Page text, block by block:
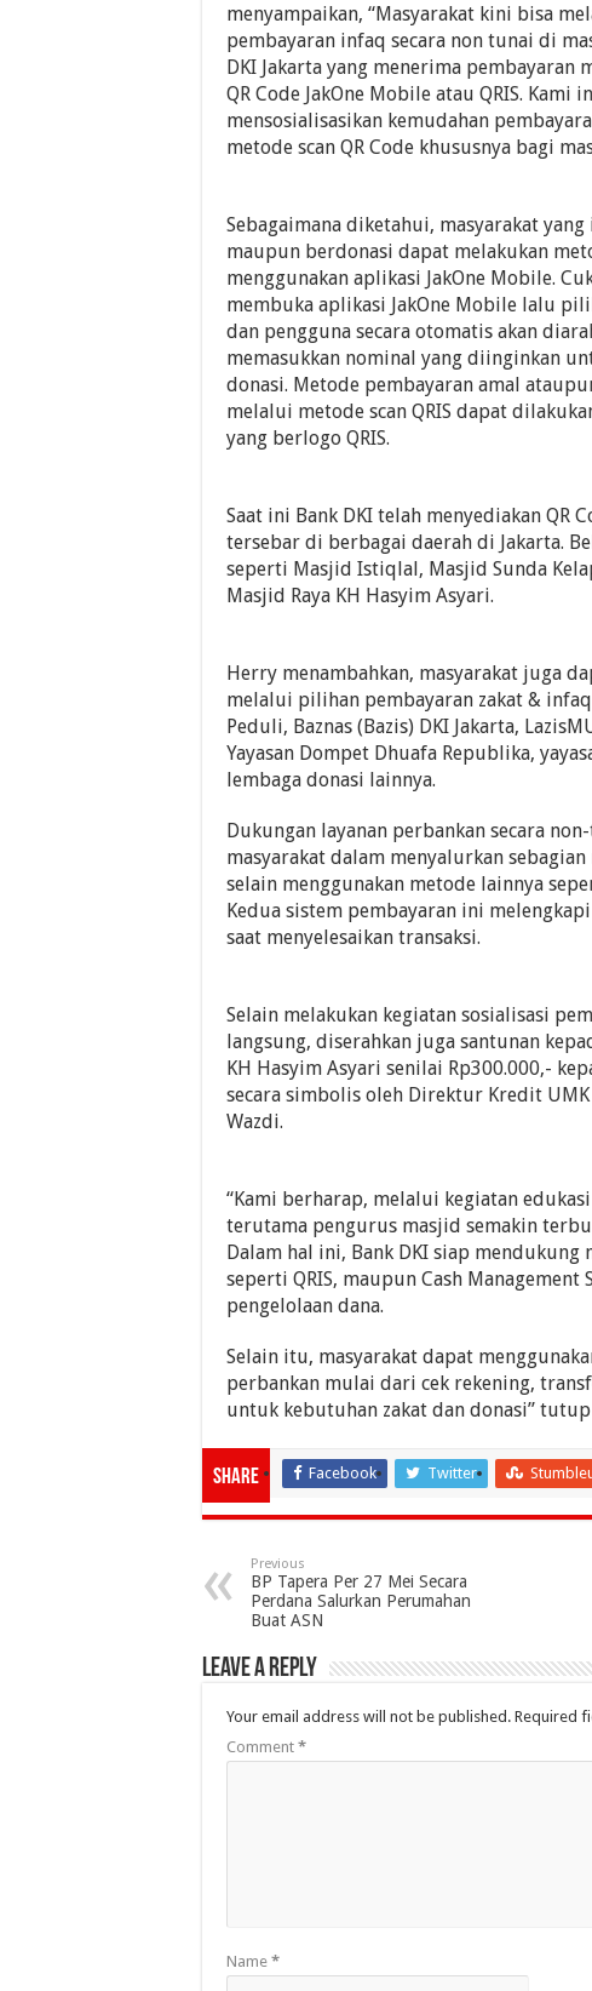
menyampaikan, “Masyarakat kini bisa
pembayaran infaq secara non tunai di
DKI Jakarta yang menerima pembayaran
QR Code JakOne Mobile atau QRIS. Kami
mensosialisasikan kemudahan
metode scan QR Code khususnya bagi
Sebagaimana diketahui, masyarakat
maupun berdonasi dapat melakukan
menggunakan aplikasi JakOne Mobile.
membuka aplikasi JakOne Mobile lalu
dan pengguna secara otomatis akan
memasukkan nominal yang diinginkan
donasi. Metode pembayaran amal
melalui metode scan QRIS dapat
yang berlogo QRIS.
Saat ini Bank DKI telah menyediakan QR
tersebar di berbagai daerah di Jakarta.
seperti Masjid Istiqlal, Masjid Sunda
Masjid Raya KH Hasyim Asyari.
Herry menambahkan, masyarakat juga
melalui pilihan pembayaran zakat &
Peduli, Baznas (Bazis) DKI Jakarta,
Yayasan Dompet Dhuafa Republika,
lembaga donasi lainnya.
Dukungan layanan perbankan secara
masyarakat dalam menyalurkan
selain menggunakan metode lainnya
Kedua sistem pembayaran ini
saat menyelesaikan transaksi.
Selain melakukan kegiatan sosialisasi
langsung, diserahkan juga santunan
KH Hasyim Asyari senilai Rp300.000,-
secara simbolis oleh Direktur Kredit UMK
Wazdi.
“Kami berharap, melalui kegiatan
terutama pengurus masjid semakin
Dalam hal ini, Bank DKI siap
seperti QRIS, maupun Cash
pengelolaan dana.
Selain itu, masyarakat dapat
perbankan mulai dari cek rekening,
untuk kebutuhan zakat dan donasi”
Share Facebook Twitter
Previous
BP Tapera Per 27 Mei Secara
Perdana Salurkan Perumahan
Buat ASN
Leave a Reply
Your email address will not be published. Required
Comment *
Name *